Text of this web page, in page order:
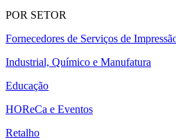
POR SETOR
Fornecedores de Serviços de
Industrial, Químico e Manufatura
Educação
HOReCa e Eventos
Retalho